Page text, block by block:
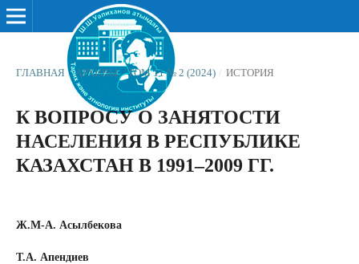
ГЛАВНАЯ / АРХИВЫ / ТОМ 11 № 2 (2024) / ИСТОРИЯ
К ВОПРОСУ О ЗАНЯТОСТИ
НАСЕЛЕНИЯ В РЕСПУБЛИКЕ
КАЗАХСТАН В 1991–2009 ГГ.
Ж.М-А. Асылбекова
Т.А. Апендиев